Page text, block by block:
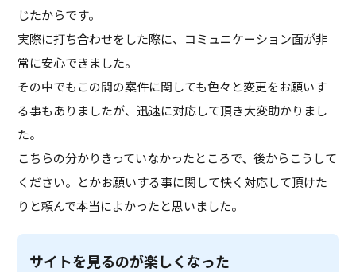
じたからです。
実際に打ち合わせをした際に、コミュニケーション面が非
常に安心できました。
その中でもこの間の案件に関しても色々と変更をお願いす
る事もありましたが、迅速に対応して頂き大変助かりまし
た。
こちらの分かりきっていなかったところで、後からこうして
ください。とかお願いする事に関して快く対応して頂けた
りと頼んで本当によかったと思いました。
サイトを見るのが楽しくなった